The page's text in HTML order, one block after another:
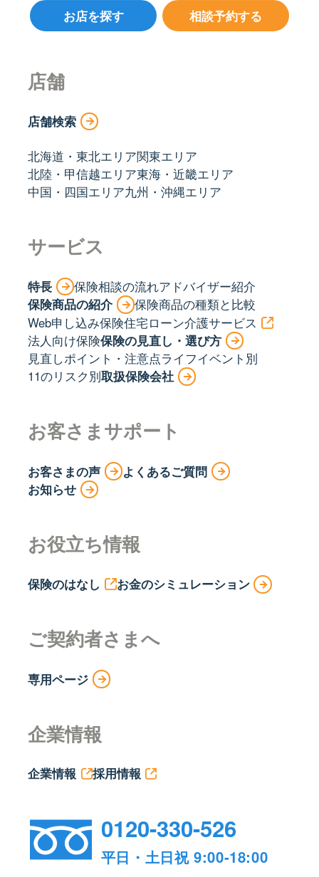
相談予約する
お店を探す
店舗
店舗検索
北海道・東北エリア関東エリア
北陸・甲信越エリア東海・近畿エリア
中国・四国エリア九州・沖縄エリア
サービス
特長 保険相談の流れアドバイザー紹介
保険商品の紹介
保険商品の種類と比較
Web申し込み保険住宅ローン介護サービス
法人向け保険保険の見直し・選び方
見直しポイント・注意点ライフイベント別
11のリスク別取扱保険会社
お客さまサポート
お客さまの声
よくあるご質問
お知らせ
お役立ち情報
保険のはなし お金のシミュレーション
ご契約者さまへ
専用ページ
企業情報
企業情報 採用情報
0120-330-526
平日・土日祝 9:00-18:00